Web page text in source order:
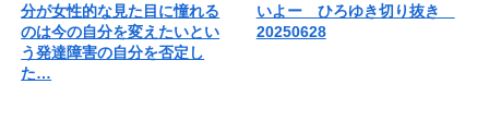
分が女性的な見た目に憧れる
のは今の自分を変えたいとい
う発達障害の自分を否定し
た…
いよー ひろゆき切り抜き
20250628